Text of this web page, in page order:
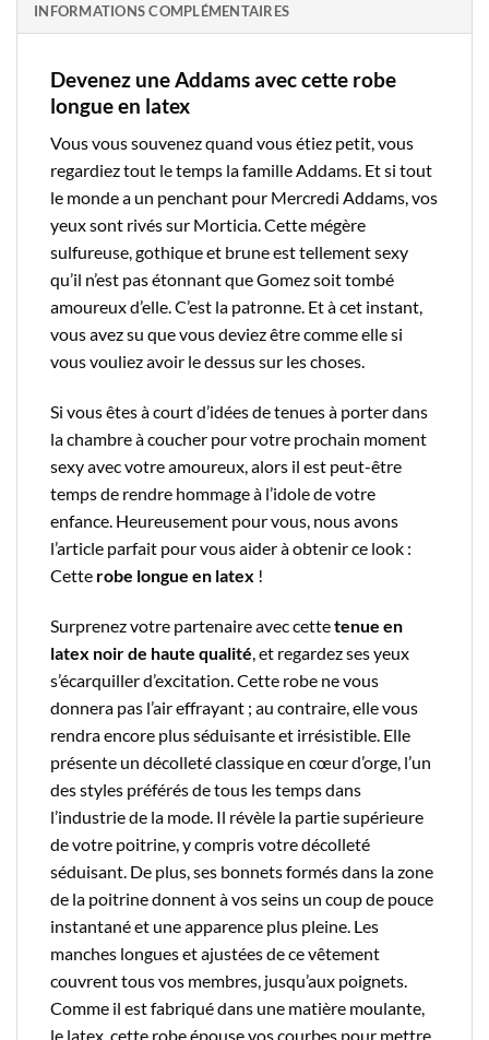
INFORMATIONS COMPLÉMENTAIRES
Devenez une Addams avec cette robe
longue en latex
Vous vous souvenez quand vous étiez petit, vous
regardiez tout le temps la famille Addams. Et si tout
le monde a un penchant pour Mercredi Addams, vos
yeux sont rivés sur Morticia. Cette mégère
sulfureuse, gothique et brune est tellement sexy
qu’il n’est pas étonnant que Gomez soit tombé
amoureux d’elle. C’est la patronne. Et à cet instant,
vous avez su que vous deviez être comme elle si
vous vouliez avoir le dessus sur les choses.
Si vous êtes à court d’idées de tenues à porter dans
la chambre à coucher pour votre prochain moment
sexy avec votre amoureux, alors il est peut-être
temps de rendre hommage à l’idole de votre
enfance. Heureusement pour vous, nous avons
l’article parfait pour vous aider à obtenir ce look :
Cette robe longue en latex !
Surprenez votre partenaire avec cettetenue en
latex noir de haute qualité , et regardez ses yeux
s’écarquiller d’excitation. Cette robe ne vous
donnera pas l’air effrayant ; au contraire, elle vous
rendra encore plus séduisante et irrésistible. Elle
présente un décolleté classique en cœur d’orge, l’un
des styles préférés de tous les temps dans
l’industrie de la mode. Il révèle la partie supérieure
de votre poitrine, y compris votre décolleté
séduisant. De plus, ses bonnets formés dans la zone
de la poitrine donnent à vos seins un coup de pouce
instantané et une apparence plus pleine. Les
manches longues et ajustées de ce vêtement
couvrent tous vos membres, jusqu’aux poignets.
Comme il est fabriqué dans une matière moulante,
le latex, cette robe épouse vos courbes pour mettre